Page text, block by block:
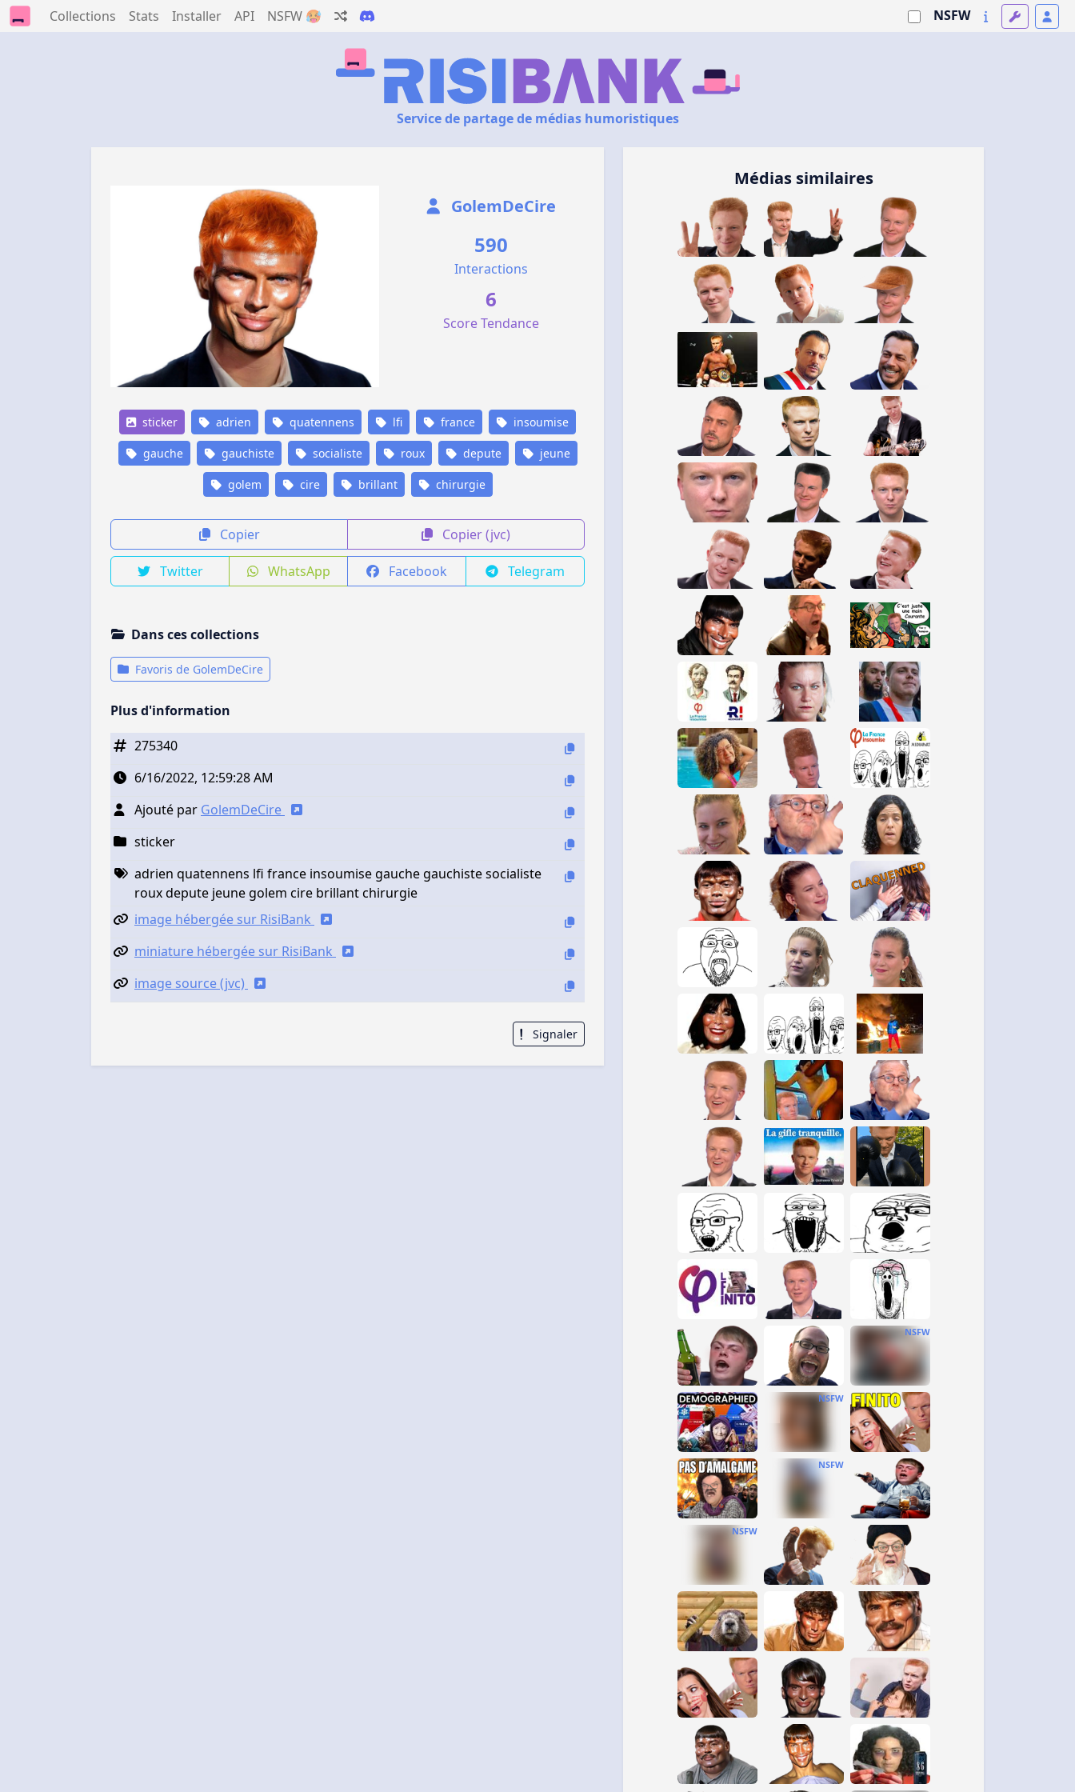
Collections Stats Installer API NSFW 🥵 NSFW
Service de partage de médias humoristiques
GolemDeCire
590
Interactions
6
Score Tendance
sticker adrien quatennens lfi france insoumise
gauche gauchiste socialiste roux depute jeune
golem cire brillant chirurgie
Copier Copier (jvc)
Twitter WhatsApp Facebook Telegram
Dans ces collections
Favoris de GolemDeCire
Plus d'information
275340
6/16/2022, 12:59:28 AM
Ajouté par GolemDeCire
sticker
adrien quatennens lfi france insoumise gauche gauchiste socialiste
roux depute jeune golem cire brillant chirurgie
image hébergée sur RisiBank
miniature hébergée sur RisiBank
image source (jvc)
Signaler
Médias similaires
NSFW
NSFW
NSFW
NSFW